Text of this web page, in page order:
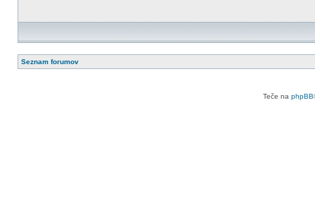
Seznam forumov
Teče na phpBB